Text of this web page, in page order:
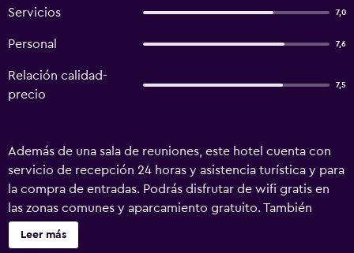
Servicios 7,0
Personal 7,6
Relación calidad-
precio
7,5
Además de una sala de reuniones, este hotel cuenta con
servicio de recepción 24 horas y asistencia turística y para
la compra de entradas. Podrás disfrutar de wifi gratis en
las zonas comunes y aparcamiento gratuito. También
encontrarás televisión en una zona común, una caja fuerte
en la recepción y un salón de baile. Boonsiam Hotel ofrece
Leer más